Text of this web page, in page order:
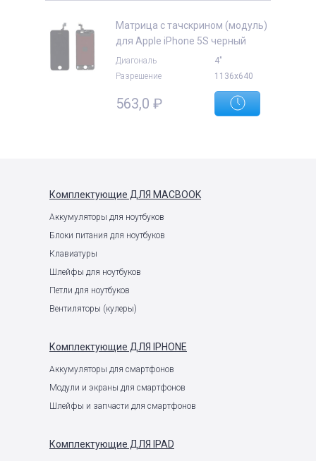
Матрица с тачскрином (модуль)
для Apple iPhone 5S черный
Диагональ
4"
Разрешение
1136x640
563,0 ₽
Комплектующие ДЛЯ MACBOOK
Аккумуляторы для ноутбуков
Блоки питания для ноутбуков
Клавиатуры
Шлейфы для ноутбуков
Петли для ноутбуков
Вентиляторы (кулеры)
Комплектующие ДЛЯ IPHONE
Аккумуляторы для смартфонов
Модули и экраны для смартфонов
Шлейфы и запчасти для смартфонов
Комплектующие ДЛЯ IPAD